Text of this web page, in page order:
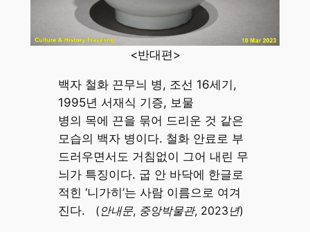
<반대편>
백자 철화 끈무늬 병, 조선 16세기,
1995년 서재식 기증, 보물
병의 목에 끈을 묶어 드리운 것 같은
모습의 백자 병이다. 철화 안료로 부
드러우면서도 거침없이 그어 내린 무
늬가 특징이다. 굽 안 바닥에 한글로
적힌 ‘니가히’는 사람 이름으로 여겨
진다.
(안내문, 중앙박물관, 2023년)